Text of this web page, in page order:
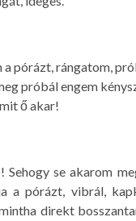
a pórázt, rángatom,
próbál engem
ő akar!
Sehogy se akarom
a pórázt, vibrál,
direkt